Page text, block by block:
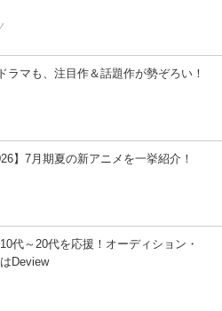
ラマも、注目作＆話題作が勢ぞろい！
】7月期夏の新アニメを一挙紹介！
代～20代を応援！オーディション・
Deview